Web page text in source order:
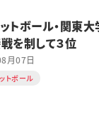
トボール・関東
を制して３位
月07日
トボール